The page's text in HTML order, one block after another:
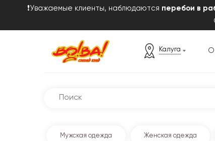
❗Уважаемые клиенты, наблюдаются перебои в
Калуга О
Мужская одежда Женская одежда